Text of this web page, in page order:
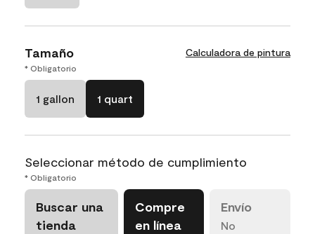
Tamaño Calculadora de pintura
* Obligatorio
1 gallon 1 quart
Seleccionar método de cumplimiento
* Obligatorio
Buscar una
tienda
Compre
en línea
Envío
No